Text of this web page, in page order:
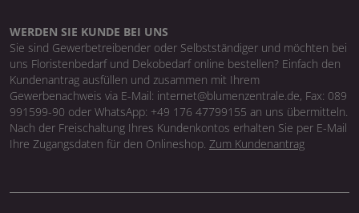
WERDEN SIE KUNDE BEI UNS
Sie sind Gewerbetreibender oder Selbstständiger und möchten bei
uns Floristenbedarf und Dekobedarf online bestellen? Einfach den
Kundenantrag ausfüllen und zusammen mit Ihrem
Gewerbenachweis via E-Mail: internet@blumenzentrale.de, Fax: 089
991599-90 oder WhatsApp: +49 176 47799155 an uns übermitteln.
Nach der Freischaltung Ihres Kundenkontos erhalten Sie per E-Mail
Ihre Zugangsdaten für den Onlineshop. Zum Kundenantrag